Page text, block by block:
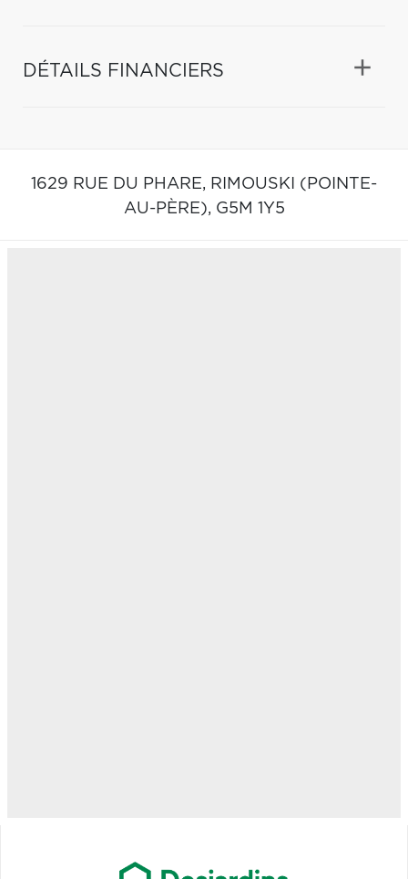
DÉTAILS FINANCIERS
1629 RUE DU PHARE, RIMOUSKI (POINTE-
AU-PÈRE), G5M 1Y5